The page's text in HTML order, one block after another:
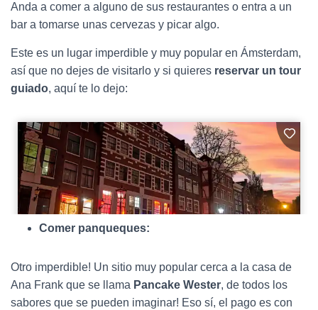
Anda a comer a alguno de sus restaurantes o entra a un
bar a tomarse unas cervezas y picar algo.
Este es un lugar imperdible y muy popular en Ámsterdam,
así que no dejes de visitarlo y si quieres reservar un tour
guiado, aquí te lo dejo:
Comer panqueques:
Otro imperdible! Un sitio muy popular cerca a la casa de
Ana Frank que se llama Pancake Wester, de todos los
sabores que se pueden imaginar! Eso sí, el pago es con